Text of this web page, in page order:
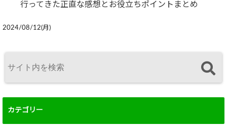
行ってきた正直な感想とお役立ちポイントまとめ
2024/08/12(月)
カテゴリー